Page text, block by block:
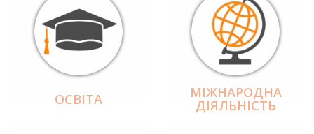
ОСВІТА МІЖНАРОДНА
ДІЯЛЬНІCТЬ